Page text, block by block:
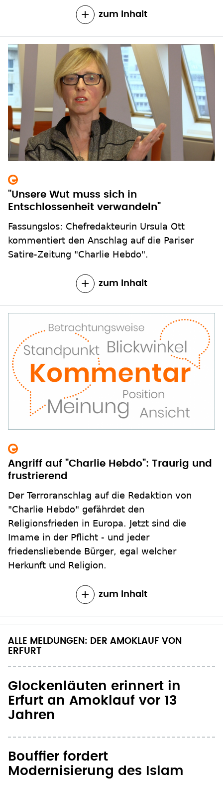
zum Inhalt
"Unsere Wut muss sich in
Entschlossenheit verwandeln"
Fassungslos: Chefredakteurin Ursula Ott
kommentiert den Anschlag auf die Pariser
Satire-Zeitung "Charlie Hebdo".
zum Inhalt
Angriff auf "Charlie Hebdo": Traurig und
frustrierend
Der Terroranschlag auf die Redaktion von
"Charlie Hebdo" gefährdet den
Religionsfrieden in Europa. Jetzt sind die
Imame in der Pflicht - und jeder
friedensliebende Bürger, egal welcher
Herkunft und Religion.
zum Inhalt
ALLE MELDUNGEN: DER AMOKLAUF VON
ERFURT
Glockenläuten erinnert in
Erfurt an Amoklauf vor 13
Jahren
Bouffier fordert
Modernisierung des Islam